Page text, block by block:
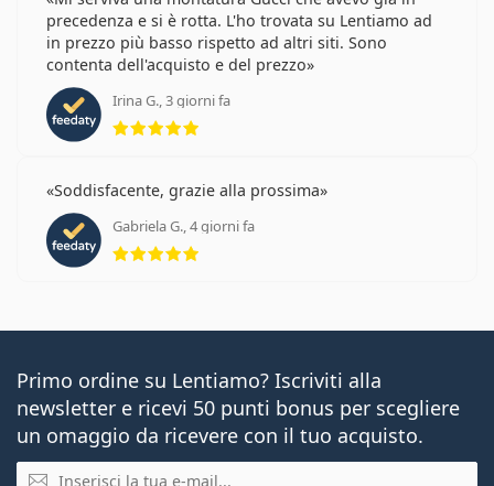
precedenza e si è rotta. L'ho trovata su Lentiamo ad
in prezzo più basso rispetto ad altri siti. Sono
contenta dell'acquisto e del prezzo
Irina G., 3 giorni fa
Soddisfacente, grazie alla prossima
Gabriela G., 4 giorni fa
valutazione 5 di 5
Primo ordine su Lentiamo? Iscriviti alla
newsletter e ricevi 50 punti bonus per scegliere
un omaggio da ricevere con il tuo acquisto.
E-mail